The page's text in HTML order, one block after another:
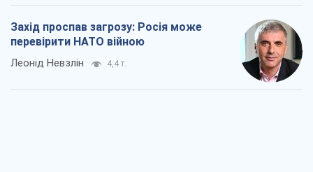
Захід проспав загрозу: Росія може
перевірити НАТО війною
Леонід Невзлін 4,4 т.